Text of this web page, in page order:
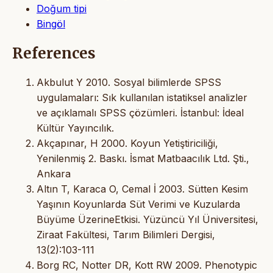
Doğum tipi
Bingöl
References
Akbulut Y 2010. Sosyal bilimlerde SPSS
uygulamaları: Sık kullanılan istatiksel analizler
ve açıklamalı SPSS çözümleri. İstanbul: İdeal
Kültür Yayıncılık.
Akçapınar, H 2000. Koyun Yetiştiriciliği,
Yenilenmiş 2. Baskı. İsmat Matbaacılık Ltd. Şti.,
Ankara
Altın T, Karaca O, Cemal İ 2003. Sütten Kesim
Yaşının Koyunlarda Süt Verimi ve Kuzularda
Büyüme ÜzerineEtkisi. Yüzüncü Yıl Üniversitesi,
Ziraat Fakültesi, Tarım Bilimleri Dergisi,
13(2):103-111
Borg RC, Notter DR, Kott RW 2009. Phenotypic